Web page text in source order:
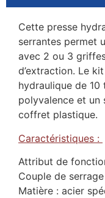
Cette presse
serrantes permet
avec 2 ou 3
d’extraction. Le
hydraulique de
polyvalence et un
coffret plastique.
Caractéristiques :
Attribut de
Couple de
Matière : acier